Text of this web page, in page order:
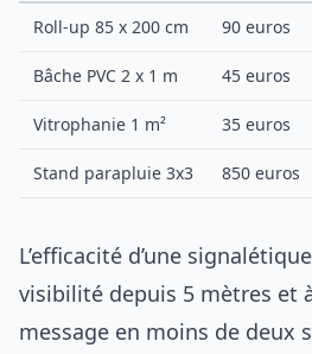
Roll-up 85 x 200 cm 90 euros
Bâche PVC 2 x 1 m 45 euros
Vitrophanie 1 m² 35 euros
Stand parapluie 3x3 850 euros
L’efficacité d’une
visibilité depuis 5 mètres et
message en moins de deux